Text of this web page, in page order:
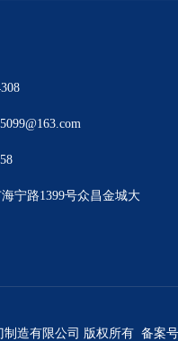
宁路1399号众昌金城大
制造有限公司 版权所有 备案